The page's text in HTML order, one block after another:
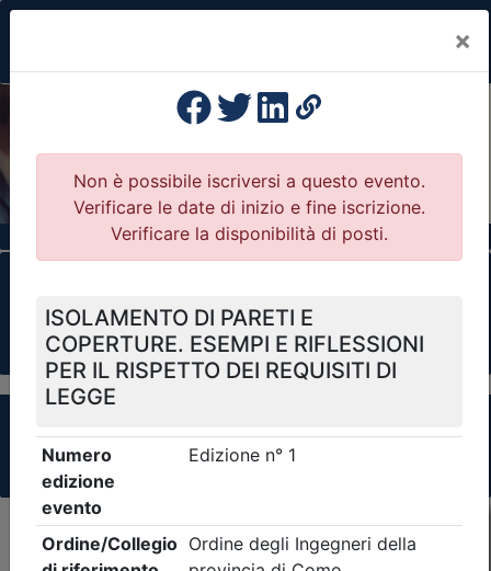
×
Previous
Il portale della formazione per Ordini e
Collegi Professionali
Clicca qui - espandi la sezione dei filtri ricerca
eventi
Criteri di ricerca applicati: